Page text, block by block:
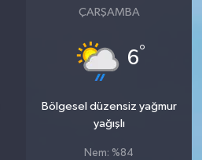
ÇARŞAMBA
6°
Bölgesel düzensiz yağmur
yağışlı
Nem: %84